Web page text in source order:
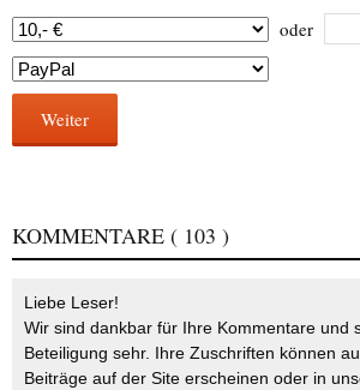
oder
Weiter
KOMMENTARE ( 103 )
Liebe Leser!
Wir sind dankbar für Ihre Kommentare und
Beteiligung sehr. Ihre Zuschriften können
Beiträge auf der Site erscheinen oder in